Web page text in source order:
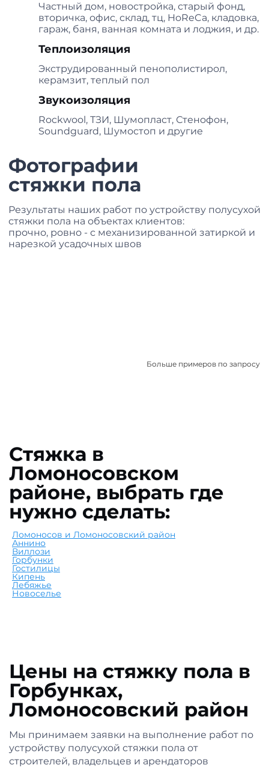
Частный дом, новостройка, старый фонд,
вторичка, офис, склад, тц, HoReCa, кладовка,
гараж, баня, ванная комната и лоджия, и др.
Теплоизоляция
Экструдированный пенополистирол,
керамзит, теплый пол
Звукоизоляция
Rockwool, ТЗИ, Шумопласт, Стенофон,
Soundguard, Шумостоп и другие
Фотографии
стяжки пола
Результаты наших работ по устройству полусухой
стяжки пола на объектах клиентов:
прочно, ровно - с механизированной затиркой и
нарезкой усадочных швов
Больше примеров по запросу
Стяжка в
Ломоносовском
районе, выбрать где
нужно сделать:
Ломоносов и Ломоносовский район
Аннино
Виллози
Горбунки
Гостилицы
Кипень
Лебяжье
Новоселье
Цены на стяжку пола в
Горбунках,
Ломоносовский район
Мы принимаем заявки на выполнение работ по
устройству полусухой стяжки пола от
строителей, владельцев и арендаторов